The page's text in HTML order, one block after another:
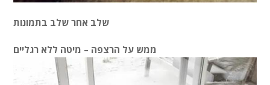
שלב אחר שלב בתמונות
ממש על הרצפה – מיטה ללא רגליים